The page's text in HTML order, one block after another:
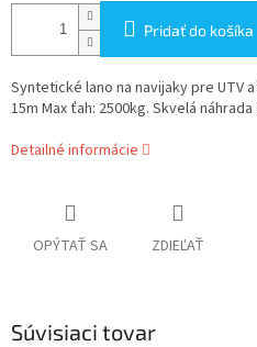
Pridať do košíka
Syntetické lano na navijaky pre UTV
15m Max ťah: 2500kg. Skvelá
Detailné informácie
OPÝTAŤ SA ZDIEĽAŤ
Súvisiaci tovar